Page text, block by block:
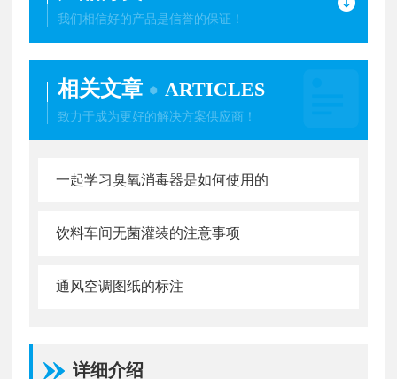
我们相信好的产品是信誉的保证！
相关文章 ARTICLES
致力于成为更好的解决方案供应商！
一起学习臭氧消毒器是如何使用的
饮料车间无菌灌装的注意事项
通风空调图纸的标注
详细介绍